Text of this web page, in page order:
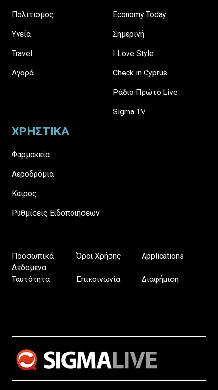
Πολιτισμός
Υγεία
Travel
Αγορά
Economy Today
Σημερινή
I Love Style
Check in Cyprus
Ράδιο Πρώτο Live
Sigma TV
ΧΡΗΣΤΙΚΑ
Φαρμακεία
Αεροδρόμια
Καιρός
Ρυθμίσεις Ειδοποιήσεων
Προσωπικά
Δεδομένα
Όροι Χρήσης Applications
Ταυτότητα Επικοινωνία Διαφήμιση